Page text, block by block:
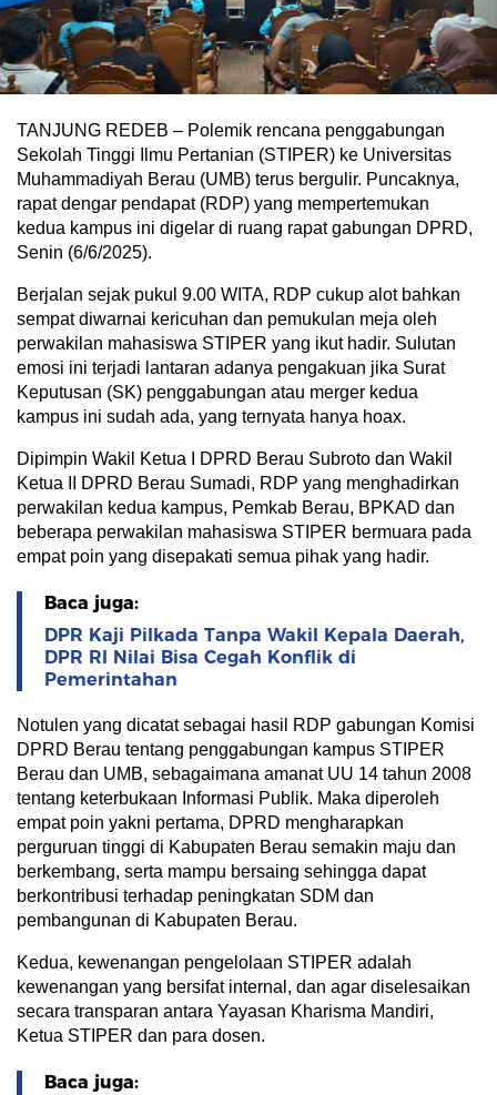
TANJUNG REDEB – Polemik rencana penggabungan
Sekolah Tinggi Ilmu Pertanian (STIPER) ke Universitas
Muhammadiyah Berau (UMB) terus bergulir. Puncaknya,
rapat dengar pendapat (RDP) yang mempertemukan
kedua kampus ini digelar di ruang rapat gabungan DPRD,
Senin (6/6/2025).
Berjalan sejak pukul 9.00 WITA, RDP cukup alot bahkan
sempat diwarnai kericuhan dan pemukulan meja oleh
perwakilan mahasiswa STIPER yang ikut hadir. Sulutan
emosi ini terjadi lantaran adanya pengakuan jika Surat
Keputusan (SK) penggabungan atau merger kedua
kampus ini sudah ada, yang ternyata hanya hoax.
Dipimpin Wakil Ketua I DPRD Berau Subroto dan Wakil
Ketua II DPRD Berau Sumadi, RDP yang menghadirkan
perwakilan kedua kampus, Pemkab Berau, BPKAD dan
beberapa perwakilan mahasiswa STIPER bermuara pada
empat poin yang disepakati semua pihak yang hadir.
Baca juga:
DPR Kaji Pilkada Tanpa Wakil Kepala Daerah,
DPR RI Nilai Bisa Cegah Konflik di
Pemerintahan
Notulen yang dicatat sebagai hasil RDP gabungan Komisi
DPRD Berau tentang penggabungan kampus STIPER
Berau dan UMB, sebagaimana amanat UU 14 tahun 2008
tentang keterbukaan Informasi Publik. Maka diperoleh
empat poin yakni pertama, DPRD mengharapkan
perguruan tinggi di Kabupaten Berau semakin maju dan
berkembang, serta mampu bersaing sehingga dapat
berkontribusi terhadap peningkatan SDM dan
pembangunan di Kabupaten Berau.
Kedua, kewenangan pengelolaan STIPER adalah
kewenangan yang bersifat internal, dan agar diselesaikan
secara transparan antara Yayasan Kharisma Mandiri,
Ketua STIPER dan para dosen.
Baca juga: